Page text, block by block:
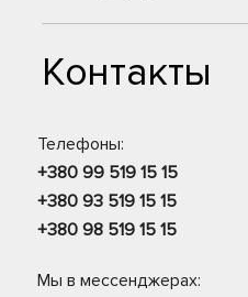
Контакты
Телефоны:
+380 99 519 15 15
+380 93 519 15 15
+380 98 519 15 15
Мы в мессенджерах: